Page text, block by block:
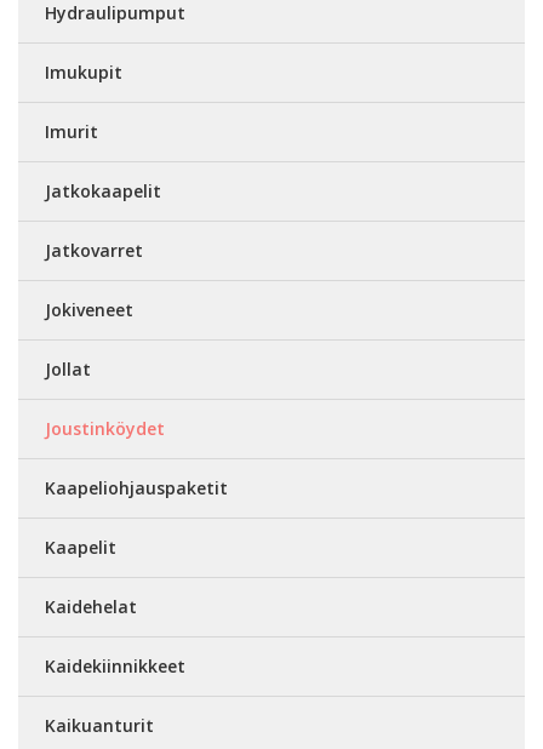
Hydraulipumput
Imukupit
Imurit
Jatkokaapelit
Jatkovarret
Jokiveneet
Jollat
Joustinköydet
Kaapeliohjauspaketit
Kaapelit
Kaidehelat
Kaidekiinnikkeet
Kaikuanturit